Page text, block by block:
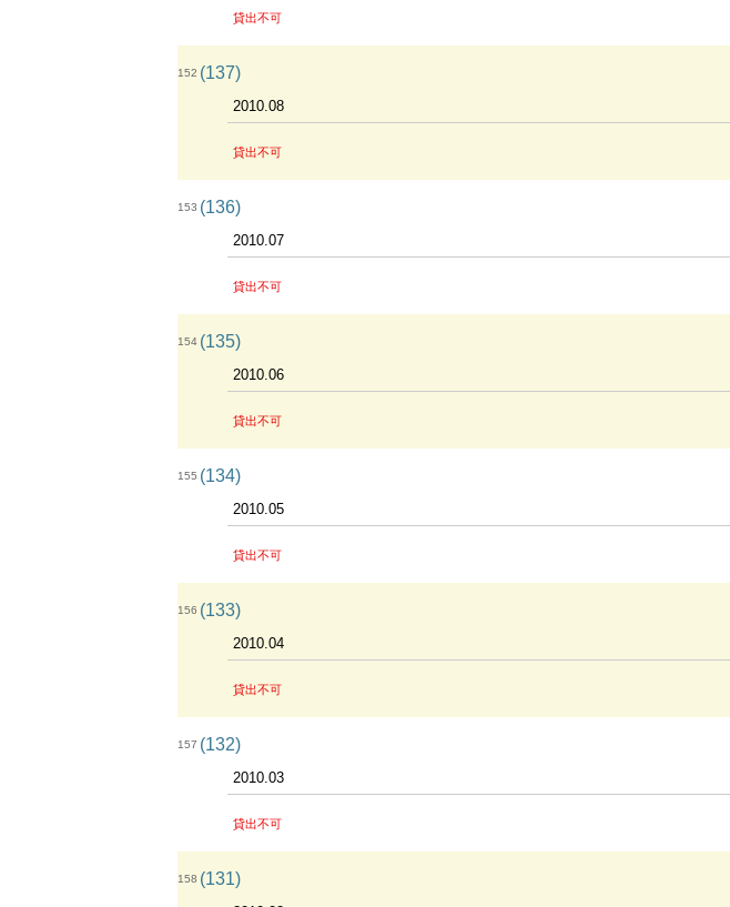
貸出不可
152 (137)
2010.08
貸出不可
153 (136)
2010.07
貸出不可
154 (135)
2010.06
貸出不可
155 (134)
2010.05
貸出不可
156 (133)
2010.04
貸出不可
157 (132)
2010.03
貸出不可
158 (131)